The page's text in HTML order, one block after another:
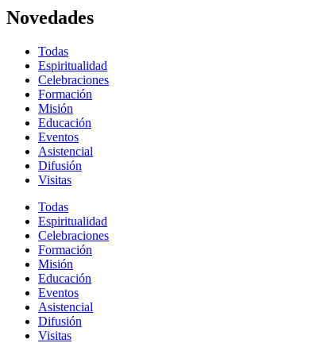
Novedades
Todas
Espiritualidad
Celebraciones
Formación
Misión
Educación
Eventos
Asistencial
Difusión
Visitas
Todas
Espiritualidad
Celebraciones
Formación
Misión
Educación
Eventos
Asistencial
Difusión
Visitas